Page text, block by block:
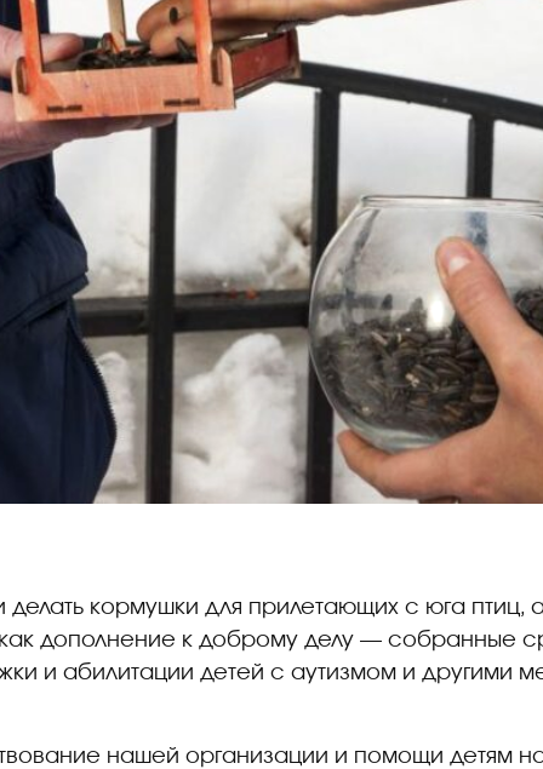
кормушки для прилетающих с юга птиц,
как дополнение к доброму делу — собранные
и абилитации детей с аутизмом и другими
нашей организации и помощи детям